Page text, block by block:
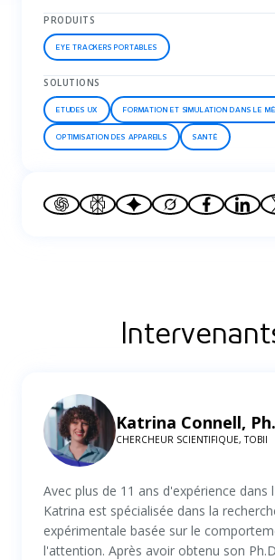
PRODUITS
EYE TRACKERS PORTABLES
SOLUTIONS
ETUDES UX FORMATION ET SIMULATION DANS LE
OPTIMISATION DES APPAREILS SANTÉ
Katrina Connell,
CHERCHEUR SCIENTIFIQUE, TOBII
Avec plus de 11 ans d'expérience dans
Katrina est spécialisée dans la
expérimentale basée sur le
l'attention. Après avoir obtenu son